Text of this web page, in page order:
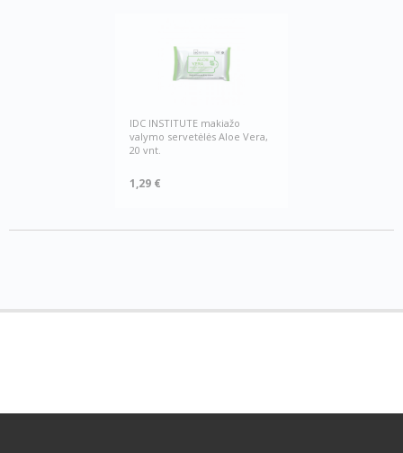
IDC INSTITUTE makiažo
valymo servetėlės Aloe Vera,
20 vnt.
1,29 €